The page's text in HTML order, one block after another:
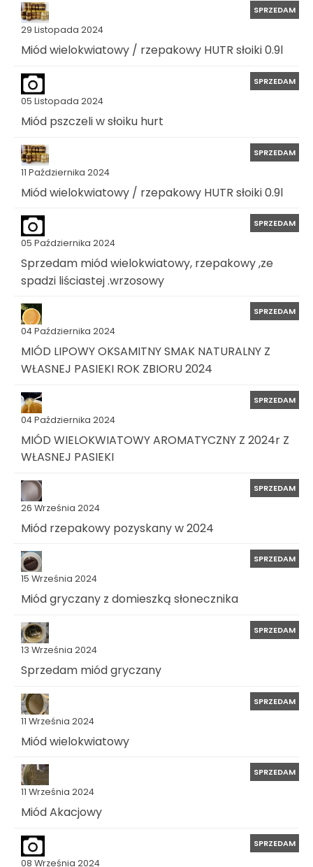
29 Listopada 2024
SPRZEDAM
Miód wielokwiatowy / rzepakowy HUTR słoiki 0.9l
05 Listopada 2024
SPRZEDAM
Miód pszczeli w słoiku hurt
11 Października 2024
SPRZEDAM
Miód wielokwiatowy / rzepakowy HUTR słoiki 0.9l
05 Października 2024
SPRZEDAM
Sprzedam miód wielokwiatowy, rzepakowy ,ze
spadzi liściastej .wrzosowy
04 Października 2024
SPRZEDAM
MIÓD LIPOWY OKSAMITNY SMAK NATURALNY Z
WŁASNEJ PASIEKI ROK ZBIORU 2024
04 Października 2024
SPRZEDAM
MIÓD WIELOKWIATOWY AROMATYCZNY Z 2024r Z
WŁASNEJ PASIEKI
26 Września 2024
SPRZEDAM
Miód rzepakowy pozyskany w 2024
15 Września 2024
SPRZEDAM
Miód gryczany z domieszką słonecznika
13 Września 2024
SPRZEDAM
Sprzedam miód gryczany
11 Września 2024
SPRZEDAM
Miód wielokwiatowy
11 Września 2024
SPRZEDAM
Miód Akacjowy
08 Września 2024
SPRZEDAM